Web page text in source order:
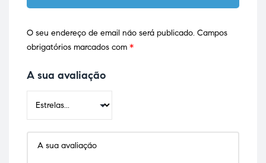
O seu endereço de email não será publicado. Campos
obrigatórios marcados com *
A sua avaliação